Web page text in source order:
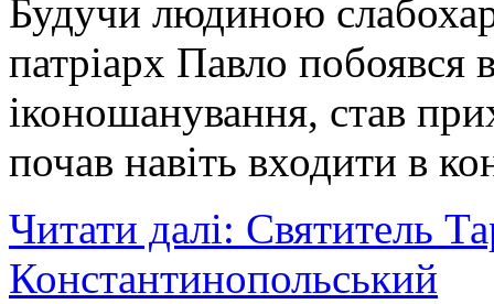
Будучи людиною
патріарх Павло побоявся
іконошанування, став
почав навіть входити в
Читати далі: Святитель
Константинопольський